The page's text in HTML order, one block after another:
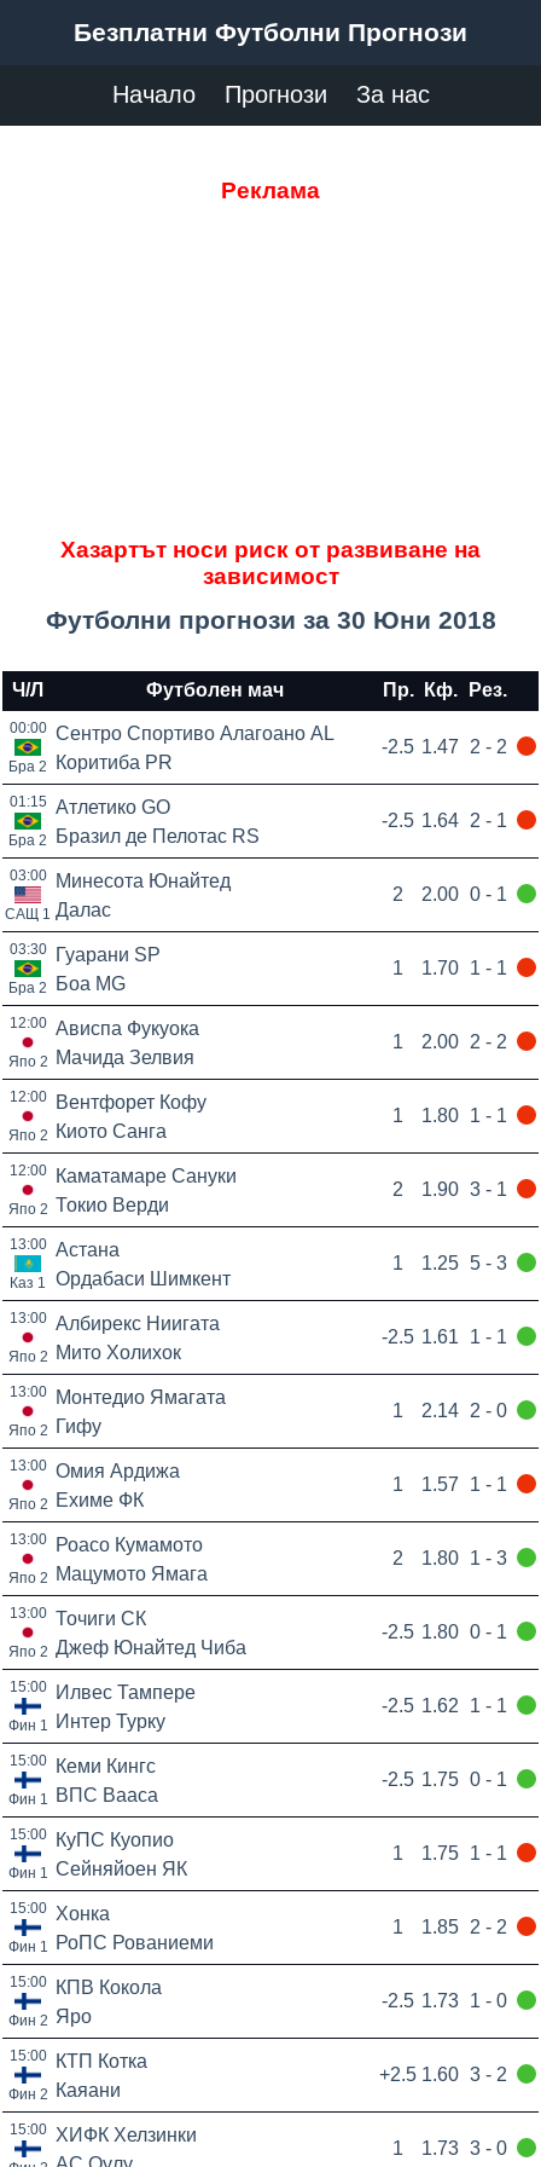
Безплатни Футболни Прогнози
Начало Прогнози За нас
Реклама
Хазартът носи риск от развиване на
зависимост
Футболни прогнози за 30 Юни 2018
Ч/Л Футболен мач Пр. Кф. Рез.
00:00
Бра 2
Сентро Спортиво Алагоано AL
Коритиба PR
-2.5 1.47 2 - 2
01:15
Бра 2
Атлетико GO
Бразил де Пелотас RS
-2.5 1.64 2 - 1
03:00
САЩ 1
Минесота Юнайтед
Далас
2 2.00 0 - 1
03:30
Бра 2
Гуарани SP
Боа MG
1 1.70 1 - 1
12:00
Япо 2
Ависпа Фукуока
Мачида Зелвия
1 2.00 2 - 2
12:00
Япо 2
Вентфорет Кофу
Киото Санга
1 1.80 1 - 1
12:00
Япо 2
Каматамаре Сануки
Токио Верди
2 1.90 3 - 1
13:00
Каз 1
Астана
Ордабаси Шимкент
1 1.25 5 - 3
13:00
Япо 2
Албирекс Ниигата
Мито Холихок
-2.5 1.61 1 - 1
13:00
Япо 2
Монтедио Ямагата
Гифу
1 2.14 2 - 0
13:00
Япо 2
Омия Ардижа
Ехиме ФК
1 1.57 1 - 1
13:00
Япо 2
Роасо Кумамото
Мацумото Ямага
2 1.80 1 - 3
13:00
Япо 2
Точиги СК
Джеф Юнайтед Чиба
-2.5 1.80 0 - 1
15:00
Фин 1
Илвес Тампере
Интер Турку
-2.5 1.62 1 - 1
15:00
Фин 1
Кеми Кингс
ВПС Вааса
-2.5 1.75 0 - 1
15:00
Фин 1
КуПС Куопио
Сейняйоен ЯК
1 1.75 1 - 1
15:00
Фин 1
Хонка
РоПС Рованиеми
1 1.85 2 - 2
15:00
Фин 2
КПВ Кокола
Яро
-2.5 1.73 1 - 0
15:00
Фин 2
КТП Котка
Каяани
+2.5 1.60 3 - 2
15:00
ХИФК Хелзинки
1 1.73 3 - 0